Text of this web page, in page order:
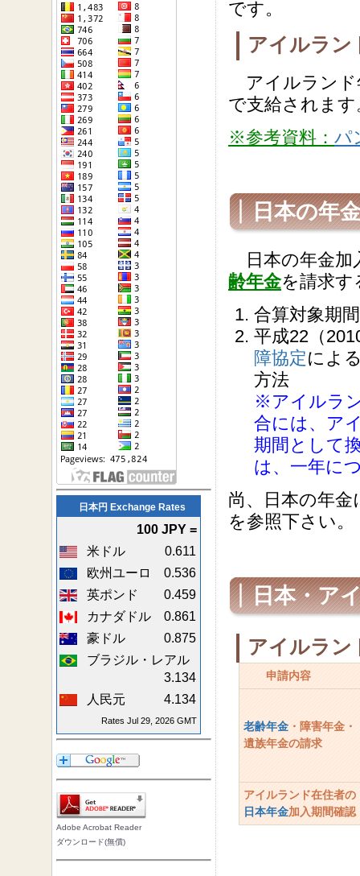
です。
アイルラン
アイルランド
で支給されます
※参考資料： パ
日本の年
日本の年金加
齢年金を請求す
合算対象期
平成22（
障協定によ
方法
※アイルラ
合には、ア
期間として
は、一年に
尚、日本の年
を参照下さい。
日本・ア
アイルラン
申請内容
老齢年金 ・障害年金・
遺族年金の請求
アイルランド在住者の
日本年金加入期間確認
日本円 Exchange Rates
100 JPY =
米ドル
0.611
欧州ユーロ
0.536
英ポンド
0.459
カナダドル
0.861
豪ドル
0.875
ブラジル・レアル
3.134
人民元
4.134
Rates Jul 29, 2026 GMT
Adobe Acrobat Reader
ダウンロード(無償)